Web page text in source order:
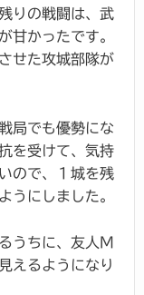
りの戦闘は、武
甘かったです。
せた攻城部隊が
局でも優勢にな
を受けて、気持
ので、１城を残
うにしました。
うちに、友人M
えるようになり